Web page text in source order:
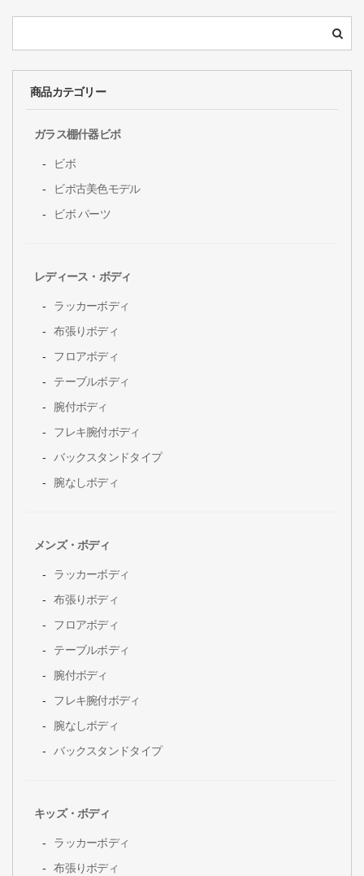
商品カテゴリー
ガラス棚什器ビボ
ビボ
ビボ古美色モデル
ビボ パーツ
レディース・ボディ
ラッカーボディ
布張りボディ
フロアボディ
テーブルボディ
腕付ボディ
フレキ腕付ボディ
バックスタンドタイプ
腕なしボディ
メンズ・ボディ
ラッカーボディ
布張りボディ
フロアボディ
テーブルボディ
腕付ボディ
フレキ腕付ボディ
腕なしボディ
バックスタンドタイプ
キッズ・ボディ
ラッカーボディ
布張りボディ